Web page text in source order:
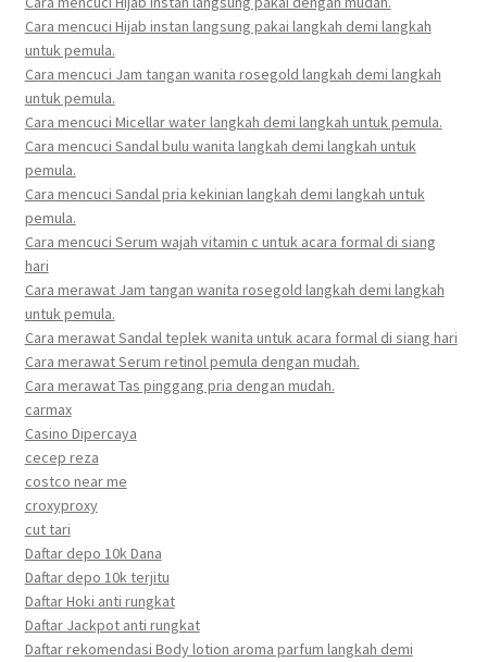
Cara mencuci Hijab instan langsung pakai langkah demi langkah
untuk pemula.
Cara mencuci Jam tangan wanita rosegold langkah demi langkah
untuk pemula.
Cara mencuci Micellar water langkah demi langkah untuk pemula.
Cara mencuci Sandal bulu wanita langkah demi langkah untuk
pemula.
Cara mencuci Sandal pria kekinian langkah demi langkah untuk
pemula.
Cara mencuci Serum wajah vitamin c untuk acara formal di siang
hari
Cara merawat Jam tangan wanita rosegold langkah demi langkah
untuk pemula.
Cara merawat Sandal teplek wanita untuk acara formal di siang hari
Cara merawat Serum retinol pemula dengan mudah.
Cara merawat Tas pinggang pria dengan mudah.
carmax
Casino Dipercaya
cecep reza
costco near me
croxyproxy
cut tari
Daftar depo 10k Dana
Daftar depo 10k terjitu
Daftar Hoki anti rungkat
Daftar Jackpot anti rungkat
Daftar rekomendasi Body lotion aroma parfum langkah demi